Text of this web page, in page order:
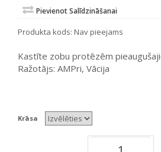
Pievienot Salīdzināšanai
Produkta kods: Nav pieejams
Kastīte zobu protēzēm
Ražotājs: AMPri, Vācija
Krāsa